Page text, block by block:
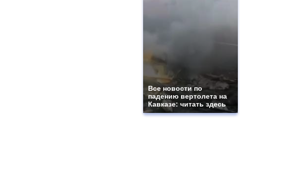
Все новости по
падению вертолета на
Кавказе: читать здесь